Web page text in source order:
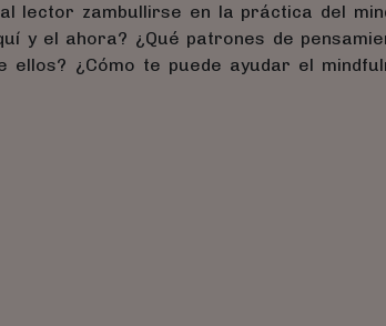
lector zambullirse en la práctica del
y el ahora? ¿Qué patrones de
ellos? ¿Cómo te puede ayudar el